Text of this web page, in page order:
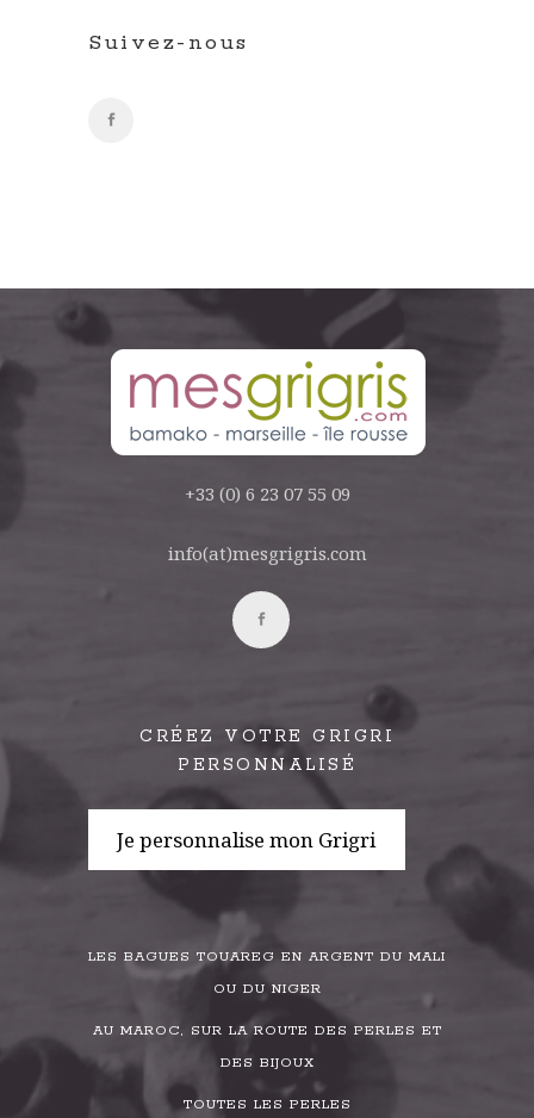
Suivez-nous
+33 (0) 6 23 07 55 09
info(at)mesgrigris.com
CRÉEZ VOTRE GRIGRI
PERSONNALISÉ
Je personnalise mon Grigri
LES BAGUES TOUAREG EN ARGENT DU MALI
OU DU NIGER
AU MAROC, SUR LA ROUTE DES PERLES ET
DES BIJOUX
TOUTES LES PERLES